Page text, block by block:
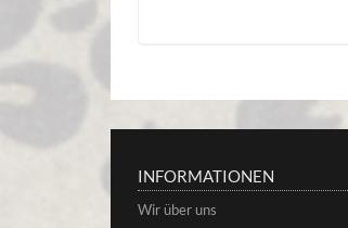
INFORMATIONEN
Wir über uns